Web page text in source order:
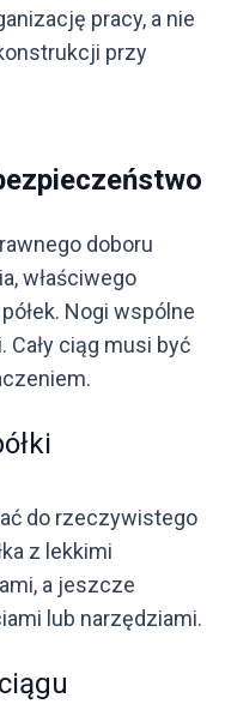
pracy, a nie
przy
doboru
właściwego
Nogi wspólne
ciąg musi być
do rzeczywistego
z lekkimi
a jeszcze
lub narzędziami.